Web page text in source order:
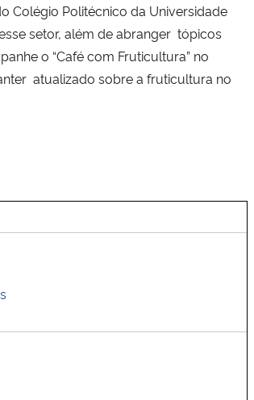
Colégio Politécnico da Universidade
setor, além de abranger tópicos
o “Café com Fruticultura” no
atualizado sobre a fruticultura no